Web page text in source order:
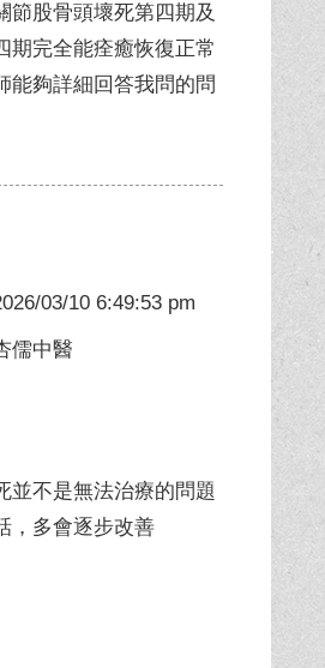
節股骨頭壞死第四期及
期完全能痊癒恢復正常
能夠詳細回答我問的問
03/10 6:49:53 pm
儒中醫
並不是無法治療的問題
，多會逐步改善